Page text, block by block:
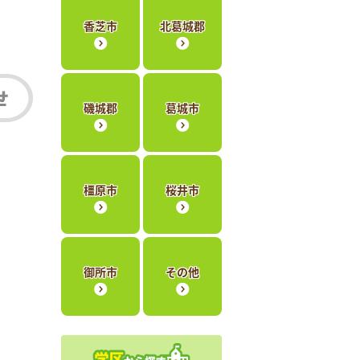
香芝市 北葛城郡
磯城郡 葛城市
橿原市 桜井市
御所市 その他